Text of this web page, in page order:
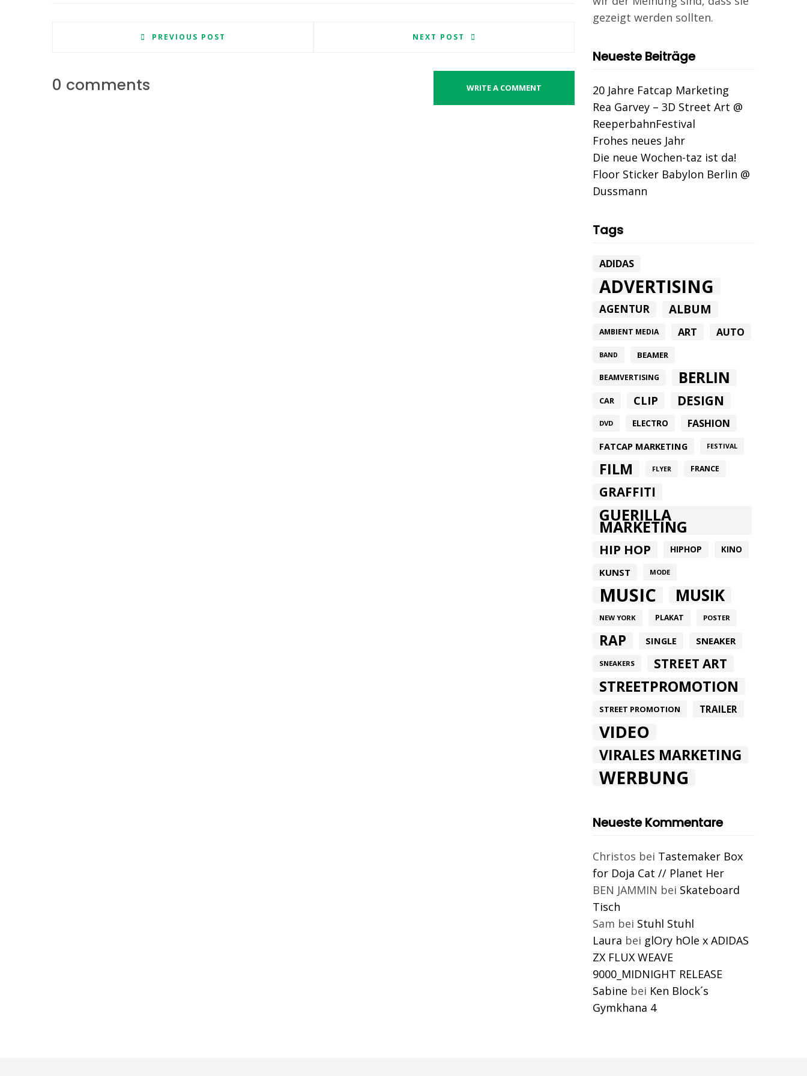
PREVIOUS POST NEXT POST
0 comments WRITE A COMMENT
gezeigt werden sollten.
Neueste Beiträge
20 Jahre Fatcap Marketing
Rea Garvey – 3D Street Art @
ReeperbahnFestival
Frohes neues Jahr
Die neue Wochen-taz ist da!
Floor Sticker Babylon Berlin @
Dussmann
Tags
ADIDAS
ADVERTISING
AGENTUR ALBUM
AMBIENT MEDIA ART AUTO
BAND BEAMER
BEAMVERTISING BERLIN
CAR CLIP DESIGN
DVD ELECTRO FASHION
FATCAP MARKETING FESTIVAL
FILM FLYER FRANCE
GRAFFITI
GUERILLA
MARKETING
HIP HOP HIPHOP KINO
KUNST MODE
MUSIC MUSIK
NEW YORK PLAKAT POSTER
RAP SINGLE SNEAKER
SNEAKERS STREET ART
STREETPROMOTION
STREET PROMOTION TRAILER
VIDEO
VIRALES MARKETING
WERBUNG
Neueste Kommentare
Christos bei Tastemaker Box
for Doja Cat // Planet Her
BEN JAMMIN bei Skateboard
Tisch
Sam bei Stuhl Stuhl
Laura bei glOry hOle x ADIDAS
ZX FLUX WEAVE
9000_MIDNIGHT RELEASE
Sabine bei Ken Block´s
Gymkhana 4